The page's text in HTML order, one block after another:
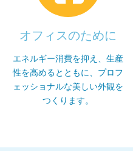
オフィスのために
エネルギー消費を抑え、生産
性を高めるとともに、プロフ
ェッショナルな美しい外観を
つくります。